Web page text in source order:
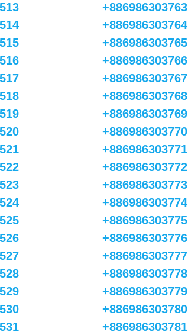
+886986303763
+886986303764
+886986303765
+886986303766
+886986303767
+886986303768
+886986303769
+886986303770
+886986303771
+886986303772
+886986303773
+886986303774
+886986303775
+886986303776
+886986303777
+886986303778
+886986303779
+886986303780
+886986303781